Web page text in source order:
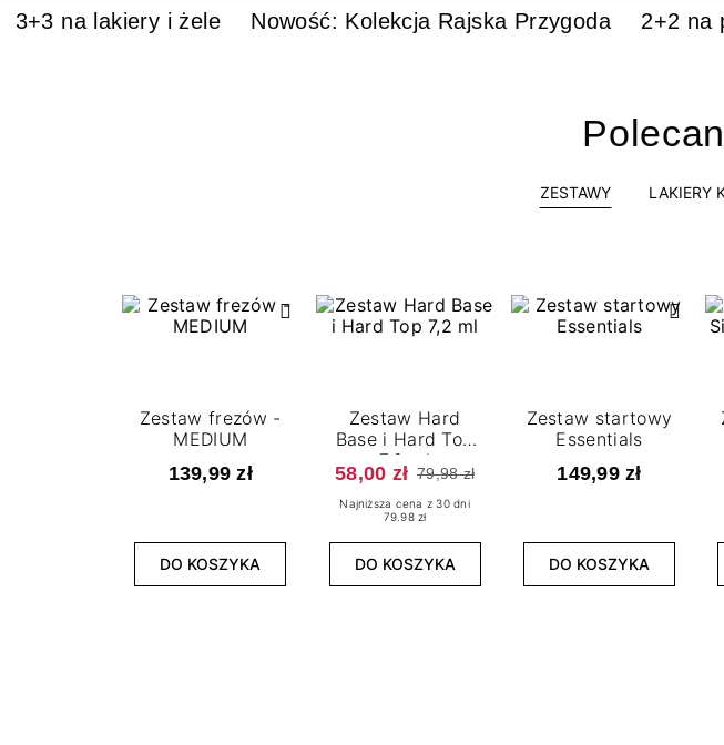
3+3 na lakiery i żele Nowość: Kolekcja Rajska Przygoda 2+2 na
ZESTAWY LAKIERY
Zestaw frezów -
MEDIUM
139,99 zł
DO KOSZYKA
Zestaw Hard
Base i Hard Top
7,2 ml
58,00 zł 79,98 zł
Najniższa cena z 30 dni
79.98 zł
DO KOSZYKA
Zestaw startowy
Essentials
149,99 zł
DO KOSZYKA